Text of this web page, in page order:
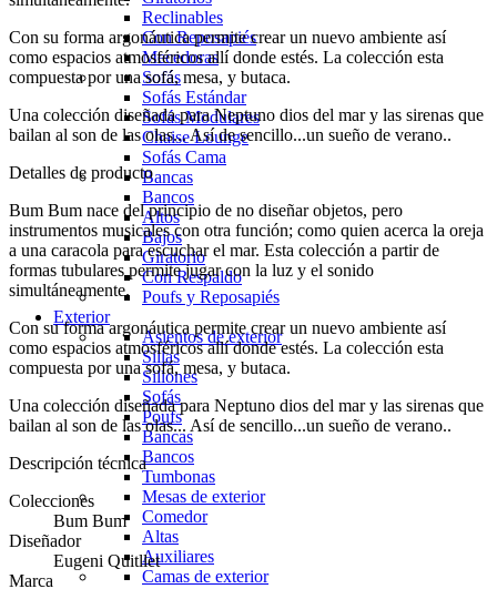
Reclinables
Con Reposapiés
Mecedoras
Sofás
Sofás Estándar
Sofás Modulares
Chaise Lounge
Sofás Cama
Bancas
Bancos
Altos
Bajos
Giratorio
Con Respaldo
Poufs y Reposapiés
Exterior
Asientos de exterior
Sillas
Sillones
Sofás
Poufs
Bancas
Bancos
Tumbonas
Mesas de exterior
Comedor
Altas
Auxiliares
Camas de exterior
Con su forma argonáutica permite crear un nuevo ambiente así
como espacios atmosféricos allí donde estés. La colección esta
compuesta por una sofá, mesa, y butaca.
Una colección diseñada para Neptuno dios del mar y las sirenas que
bailan al son de las olas... Así de sencillo...un sueño de verano..
Detalles de producto
Bum Bum nace del principio de no diseñar objetos, pero
instrumentos musicales con otra función; como quien acerca la oreja
a una caracola para escuchar el mar. Esta colección a partir de
formas tubulares permite jugar con la luz y el sonido
simultáneamente.
Con su forma argonáutica permite crear un nuevo ambiente así
como espacios atmosféricos allí donde estés. La colección esta
compuesta por una sofá, mesa, y butaca.
Una colección diseñada para Neptuno dios del mar y las sirenas que
bailan al son de las olas... Así de sencillo...un sueño de verano..
Descripción técnica
Colecciones
Bum Bum
Diseñador
Eugeni Quitllet
Marca